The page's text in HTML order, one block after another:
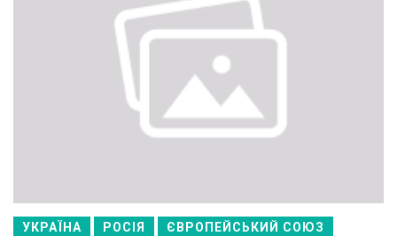
УКРАЇНА РОСІЯ ЄВРОПЕЙСЬКИЙ СОЮЗ